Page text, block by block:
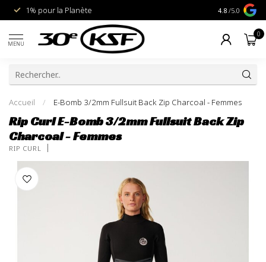
1% pour la Planète Livraison
4.8 /5.0
MENU
0
Accueil / E-Bomb 3/2mm Fullsuit Back Zip Charcoal - Femmes
Rip Curl E-Bomb 3/2mm Fullsuit Back Zip
Charcoal - Femmes
RIP CURL